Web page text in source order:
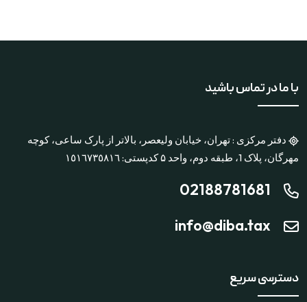
با ما در تماس باشید
دفتر مرکزی : تهران، خیابان ولیعصر، بالاتر از پارک ساعی، کوچه
مهرگان، پلاک 1، طبقه دوم، واحد ۵ کدپستی: ١٥١٦٧٣٥٨١٦
02188781681
info@diba.tax
دسترسی سریع